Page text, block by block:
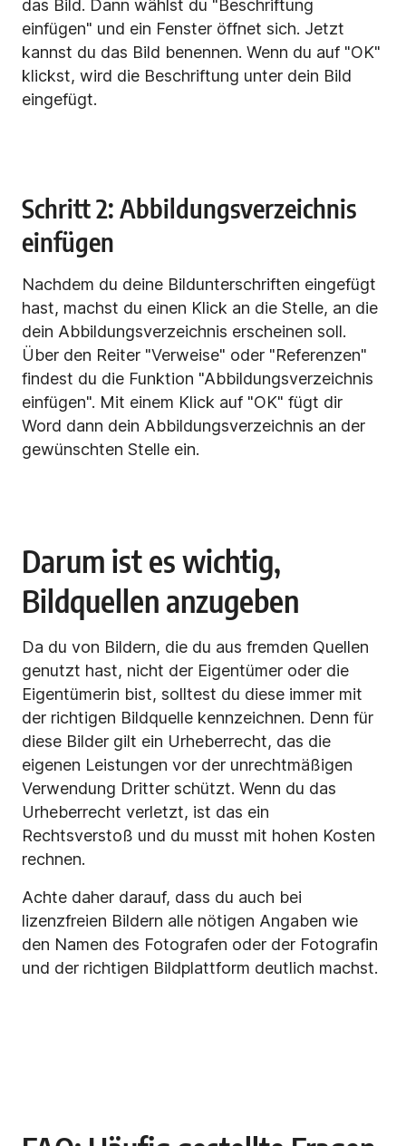
das Bild. Dann wählst du "Beschriftung
einfügen" und ein Fenster öffnet sich. Jetzt
kannst du das Bild benennen. Wenn du auf "OK"
klickst, wird die Beschriftung unter dein Bild
eingefügt.
Schritt 2: Abbildungsverzeichnis
einfügen
Nachdem du deine Bildunterschriften eingefügt
hast, machst du einen Klick an die Stelle, an die
dein Abbildungsverzeichnis erscheinen soll.
Über den Reiter "Verweise" oder "Referenzen"
findest du die Funktion "Abbildungsverzeichnis
einfügen". Mit einem Klick auf "OK" fügt dir
Word dann dein Abbildungsverzeichnis an der
gewünschten Stelle ein.
Darum ist es wichtig,
Bildquellen anzugeben
Da du von Bildern, die du aus fremden Quellen
genutzt hast, nicht der Eigentümer oder die
Eigentümerin bist, solltest du diese immer mit
der richtigen Bildquelle kennzeichnen. Denn für
diese Bilder gilt ein Urheberrecht, das die
eigenen Leistungen vor der unrechtmäßigen
Verwendung Dritter schützt. Wenn du das
Urheberrecht verletzt, ist das ein
Rechtsverstoß und du musst mit hohen Kosten
rechnen.
Achte daher darauf, dass du auch bei
lizenzfreien Bildern alle nötigen Angaben wie
den Namen des Fotografen oder der Fotografin
und der richtigen Bildplattform deutlich machst.